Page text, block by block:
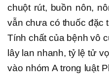
chuột rút, buồn nôn,
vẫn chưa có thuốc đặc
Tính chất của bệnh vô
lây lan nhanh, tỷ lệ tử
vào nhóm A trong luật